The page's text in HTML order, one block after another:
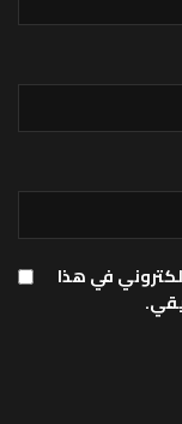
في هذا